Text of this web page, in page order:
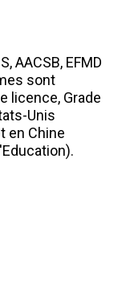
AACSB, EFMD
sont
licence, Grade
Unis
en Chine